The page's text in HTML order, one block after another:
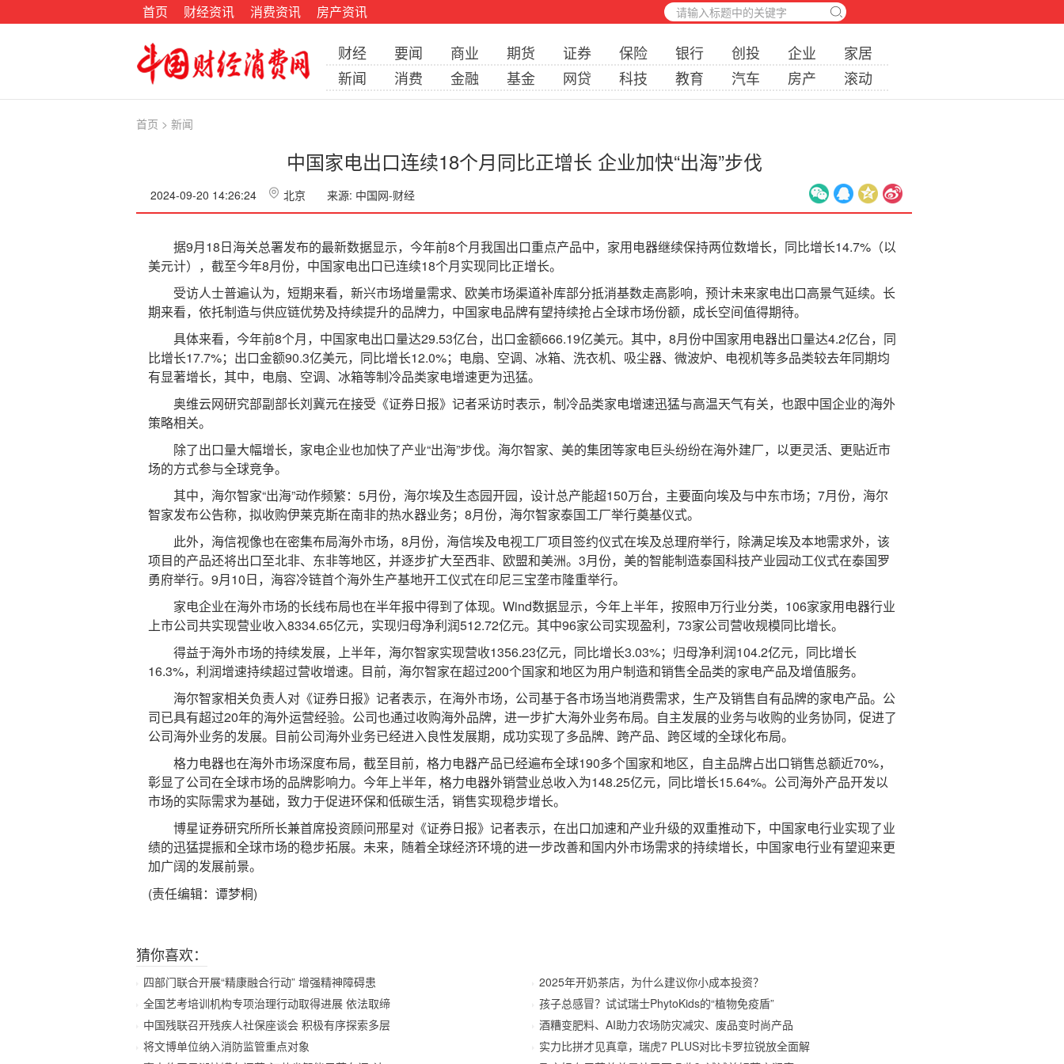
首页 财经资讯 消费资讯 房产资讯
财经 要闻 商业 期货 证券 保险 银行 创投 企业
家居
新闻
消费 金融 基金 网贷 科技 教育 汽车 房产 滚动
首页 > 新闻
中国家电出口连续18个月同比正增长 企业加快“出海”步伐
2024-09-20 14:26:24 北京 来源: 中国网-财经
据9月18日海关总署发布的最新数据显示，今年前8个月我国出口重点产品中，家用电器继续保持两位数增长，同比增长14.7%（以
美元计），截至今年8月份，中国家电出口已连续18个月实现同比正增长。
受访人士普遍认为，短期来看，新兴市场增量需求、欧美市场渠道补库部分抵消基数走高影响，预计未来家电出口高景气延续。长
期来看，依托制造与供应链优势及持续提升的品牌力，中国家电品牌有望持续抢占全球市场份额，成长空间值得期待。
具体来看，今年前8个月，中国家电出口量达29.53亿台，出口金额666.19亿美元。其中，8月份中国家用电器出口量达4.2亿台，同
比增长17.7%；出口金额90.3亿美元，同比增长12.0%；电扇、空调、冰箱、洗衣机、吸尘器、微波炉、电视机等多品类较去年同期均
有显著增长，其中，电扇、空调、冰箱等制冷品类家电增速更为迅猛。
奥维云网研究部副部长刘冀元在接受《证券日报》记者采访时表示，制冷品类家电增速迅猛与高温天气有关，也跟中国企业的海外
策略相关。
除了出口量大幅增长，家电企业也加快了产业“出海”步伐。海尔智家、美的集团等家电巨头纷纷在海外建厂，以更灵活、更贴近市
场的方式参与全球竞争。
其中，海尔智家“出海”动作频繁：5月份，海尔埃及生态园开园，设计总产能超150万台，主要面向埃及与中东市场；7月份，海尔
智家发布公告称，拟收购伊莱克斯在南非的热水器业务；8月份，海尔智家泰国工厂举行奠基仪式。
此外，海信视像也在密集布局海外市场，8月份，海信埃及电视工厂项目签约仪式在埃及总理府举行，除满足埃及本地需求外，该
项目的产品还将出口至北非、东非等地区，并逐步扩大至西非、欧盟和美洲。3月份，美的智能制造泰国科技产业园动工仪式在泰国罗
勇府举行。9月10日，海容冷链首个海外生产基地开工仪式在印尼三宝垄市隆重举行。
家电企业在海外市场的长线布局也在半年报中得到了体现。Wind数据显示，今年上半年，按照申万行业分类，106家家用电器行业
上市公司共实现营业收入8334.65亿元，实现归母净利润512.72亿元。其中96家公司实现盈利，73家公司营收规模同比增长。
得益于海外市场的持续发展，上半年，海尔智家实现营收1356.23亿元，同比增长3.03%；归母净利润104.2亿元，同比增长
16.3%，利润增速持续超过营收增速。目前，海尔智家在超过200个国家和地区为用户制造和销售全品类的家电产品及增值服务。
海尔智家相关负责人对《证券日报》记者表示，在海外市场，公司基于各市场当地消费需求，生产及销售自有品牌的家电产品。公
司已具有超过20年的海外运营经验。公司也通过收购海外品牌，进一步扩大海外业务布局。自主发展的业务与收购的业务协同，促进了
公司海外业务的发展。目前公司海外业务已经进入良性发展期，成功实现了多品牌、跨产品、跨区域的全球化布局。
格力电器也在海外市场深度布局，截至目前，格力电器产品已经遍布全球190多个国家和地区，自主品牌占出口销售总额近70%，
彰显了公司在全球市场的品牌影响力。今年上半年，格力电器外销营业总收入为148.25亿元，同比增长15.64%。公司海外产品开发以
市场的实际需求为基础，致力于促进环保和低碳生活，销售实现稳步增长。
博星证券研究所所长兼首席投资顾问邢星对《证券日报》记者表示，在出口加速和产业升级的双重推动下，中国家电行业实现了业
绩的迅猛提振和全球市场的稳步拓展。未来，随着全球经济环境的进一步改善和国内外市场需求的持续增长，中国家电行业有望迎来更
加广阔的发展前景。
(责任编辑：谭梦桐)
猜你喜欢：
四部门联合开展“精康融合行动” 增强精神障碍患
全国艺考培训机构专项治理行动取得进展 依法取缔
中国残联召开残疾人社保座谈会 积极有序探索多层
将文博单位纳入消防监管重点对象
2025年开奶茶店，为什么建议你小成本投资？
孩子总感冒？试试瑞士PhytoKids的“植物免疫盾”
酒糟变肥料、AI助力农场防灾减灾、废品变时尚产品
实力比拼才见真章，瑞虎7 PLUS对比卡罗拉锐放全面解